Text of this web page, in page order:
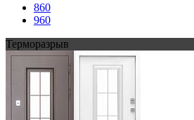
860
960
Терморазрыв